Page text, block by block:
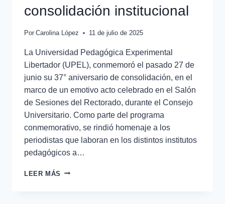
consolidación institucional
Por Carolina López 11 de julio de 2025
La Universidad Pedagógica Experimental
Libertador (UPEL), conmemoró el pasado 27 de
junio su 37° aniversario de consolidación, en el
marco de un emotivo acto celebrado en el Salón
de Sesiones del Rectorado, durante el Consejo
Universitario. Como parte del programa
conmemorativo, se rindió homenaje a los
periodistas que laboran en los distintos institutos
pedagógicos a…
LEER MÁS